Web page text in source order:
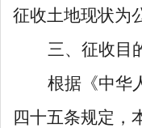
征收土地现状为
三、征收目
根据《中华
四十五条规定，